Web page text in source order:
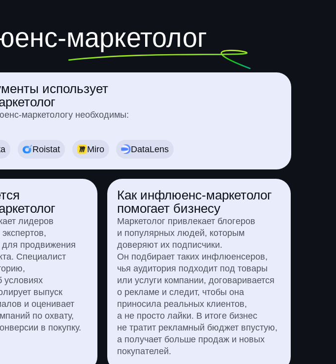
маркетолог
использует
маркетологу необходимы:
лидеров
продвижения
Специалист
условиях
выпуск
и оценивает
по охвату,
в покупку.
Как инфлюенс-маркетолог
помогает бизнесу
Маркетолог привлекает блогеров
и популярных людей, которым
доверяют их подписчики.
Он подбирает таких инфлюенсеров,
чья аудитория подходит под товары
или услуги компании, договаривается
о рекламе и следит, чтобы она
приносила реальных клиентов,
а не просто лайки. В итоге бизнес
не тратит рекламный бюджет впустую,
а получает больше продаж и новых
покупателей.
Roistat Miro DataLens